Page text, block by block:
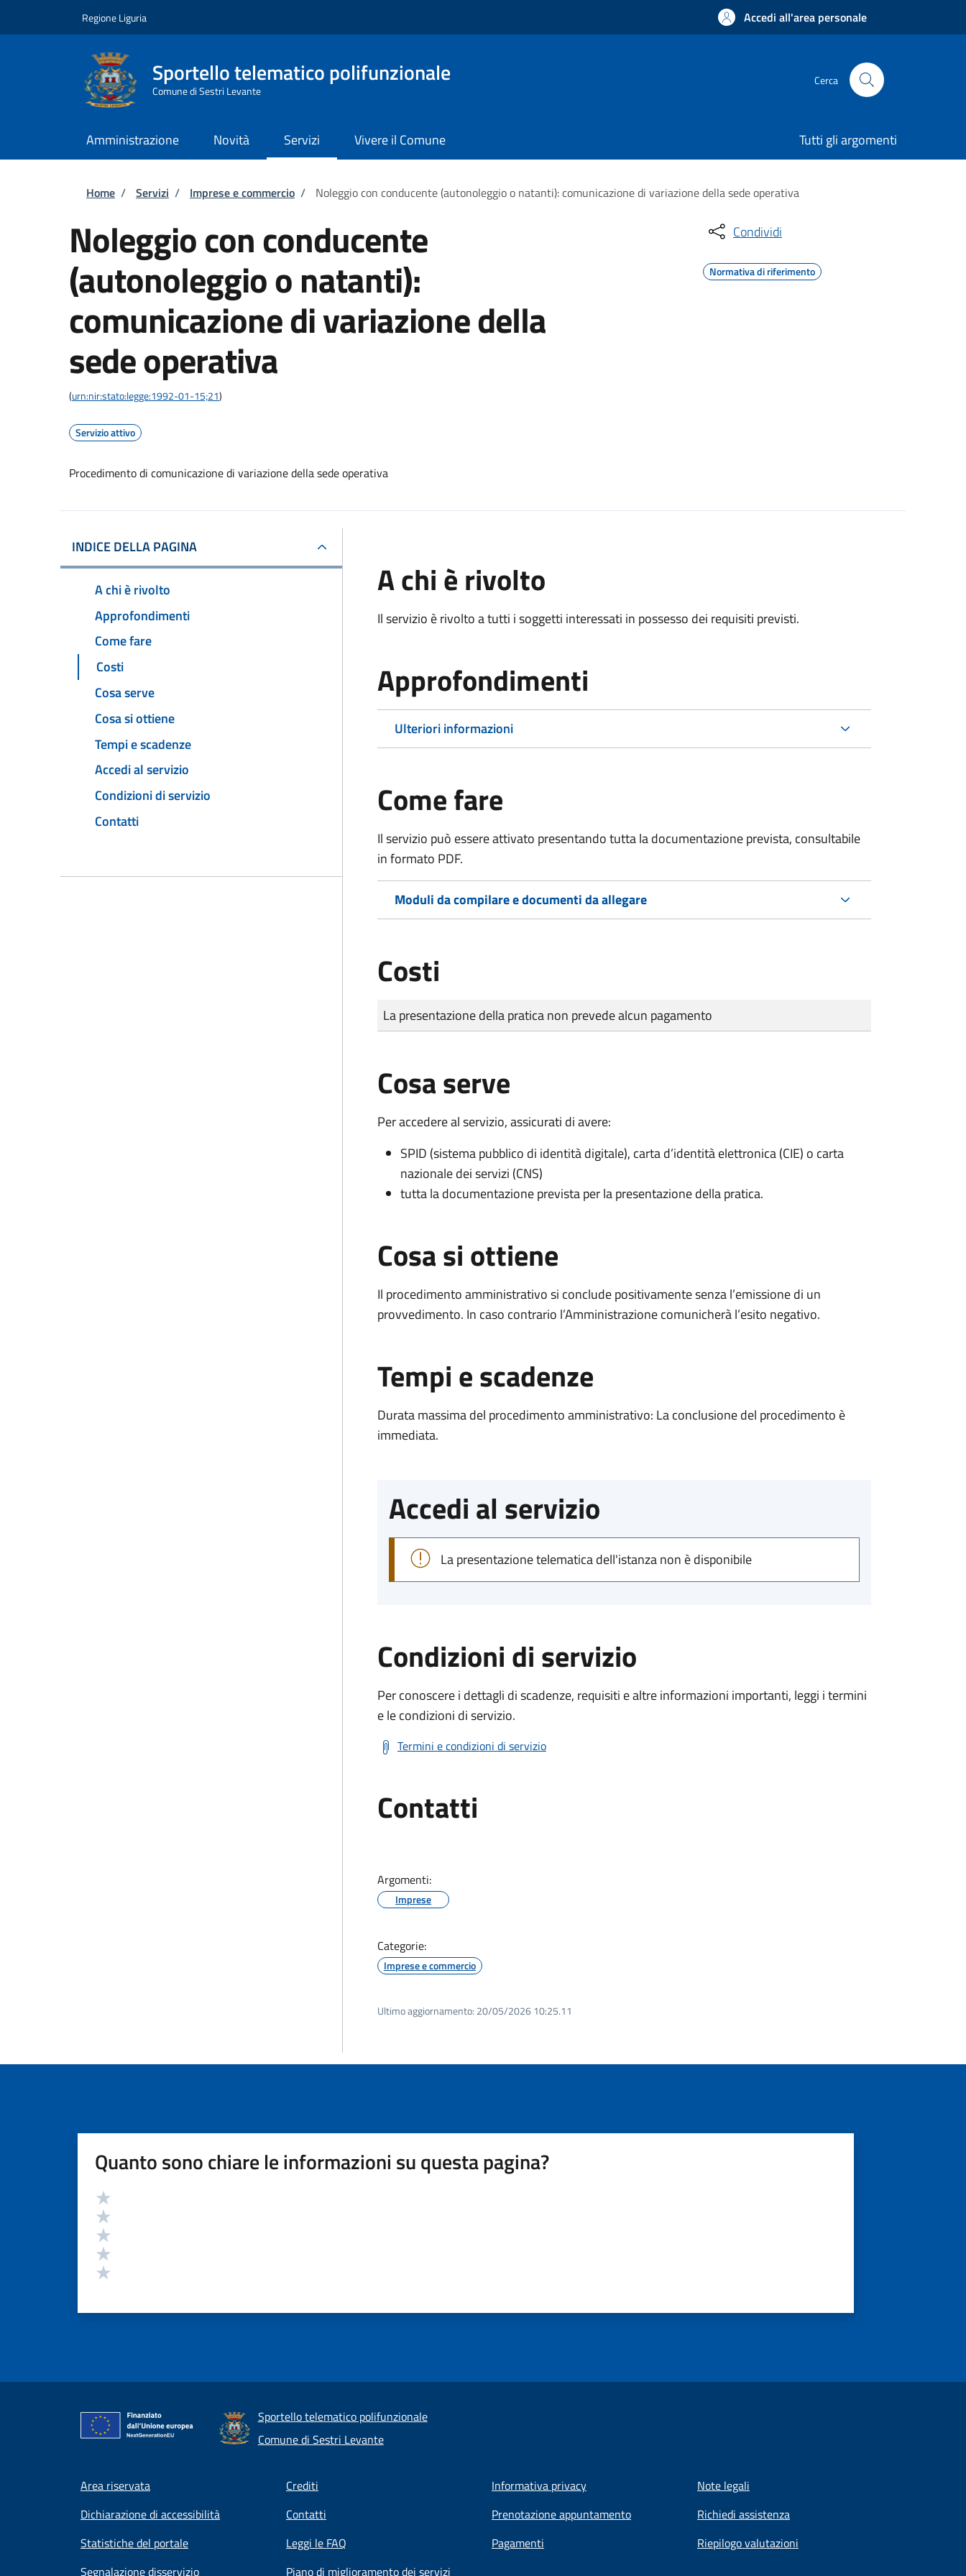
Regione Liguria Accedi all'area personale
Sportello telematico polifunzionale
Comune di Sestri Levante
Cerca
Amministrazione Novità Servizi Vivere il Comune Tutti gli argomenti
Briciole di pane
Home / Servizi / Imprese e commercio / Noleggio con conducente (autonoleggio o natanti): comunicazione di variazione della sede operativa
Noleggio con conducente
(autonoleggio o natanti):
comunicazione di variazione della
sede operativa
(urn:nir:stato:legge:1992-01-15;21)
Servizio attivo
Procedimento di comunicazione di variazione della sede operativa
Condividi
Normativa di riferimento
INDICE DELLA PAGINA
A chi è rivolto
Approfondimenti
Come fare
Costi
Cosa serve
Cosa si ottiene
Tempi e scadenze
Accedi al servizio
Condizioni di servizio
Contatti
A chi è rivolto
Il servizio è rivolto a tutti i soggetti interessati in possesso dei requisiti previsti.
Approfondimenti
Ulteriori informazioni
Come fare
Il servizio può essere attivato presentando tutta la documentazione prevista, consultabile
in formato PDF.
Moduli da compilare e documenti da allegare
Costi
Tipo di pagamento
Importo
La presentazione della pratica non prevede alcun pagamento
Cosa serve
Per accedere al servizio, assicurati di avere:
SPID (sistema pubblico di identità digitale), carta d’identità elettronica (CIE) o carta
nazionale dei servizi (CNS)
tutta la documentazione prevista per la presentazione della pratica.
Cosa si ottiene
Il procedimento amministrativo si conclude positivamente senza l’emissione di un
provvedimento. In caso contrario l’Amministrazione comunicherà l’esito negativo.
Tempi e scadenze
Durata massima del procedimento amministrativo: La conclusione del procedimento è
immediata.
Accedi al servizio
La presentazione telematica dell'istanza non è disponibile
Condizioni di servizio
Per conoscere i dettagli di scadenze, requisiti e altre informazioni importanti, leggi i termini
e le condizioni di servizio.
Termini e condizioni di servizio
Contatti
Argomenti:
Imprese
Categorie:
Imprese e commercio
Ultimo aggiornamento: 20/05/2026 10:25.11
Quanto sono chiare le informazioni su questa pagina?
Valutazione
Sportello telematico polifunzionale
Comune di Sestri Levante
Footer menu
Area riservata Crediti Informativa privacy
Note legali
Dichiarazione di accessibilità
Contatti Prenotazione appuntamento
Richiedi assistenza
Statistiche del portale
Leggi le FAQ Pagamenti
Riepilogo valutazioni
Segnalazione disservizio
Piano di miglioramento dei servizi